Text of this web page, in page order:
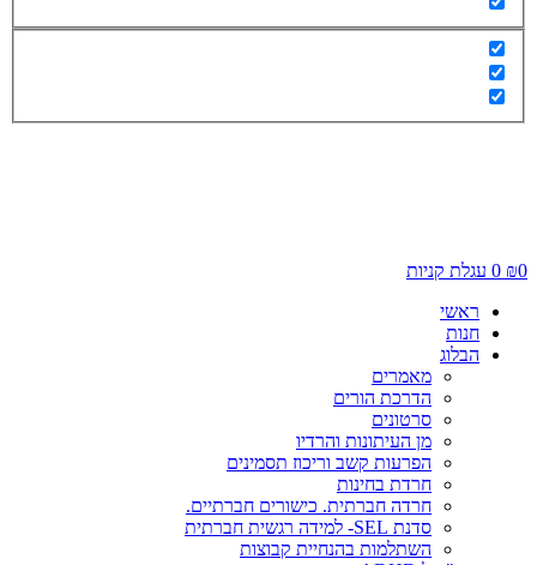
₪0
0 עגלת קניות
ראשי
חנות
הבלוג
מאמרים
הדרכת הורים
סרטונים
מן העיתונות והרדיו
הפרעות קשב וריכוז תסמינים
חרדת בחינות
חרדה חברתית. כישורים חברתיים.
סדנת SEL- למידה רגשית חברתית
השתלמות בהנחיית קבוצות